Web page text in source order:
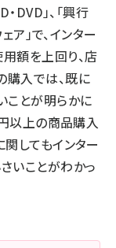
DVD」、「興行
ア」で、インター
額を上回り、店
入では、既に
ことが明らかに
以上の商品購入
してもインター
いことがわかっ